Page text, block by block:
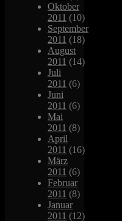
Oktober
2011 (10)
September
2011 (18)
August
2011 (14)
Juli
2011 (6)
Juni
2011 (6)
Mai
2011 (8)
April
2011 (16)
März
2011 (6)
Februar
2011 (8)
Januar
2011 (12)